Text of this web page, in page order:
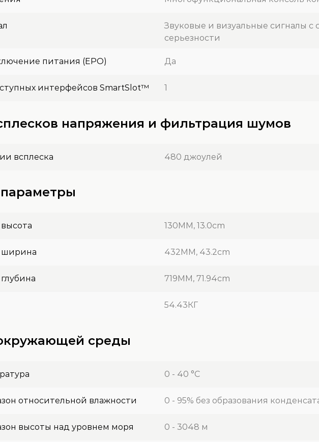
Звуковые и визуальные сигналы
серьезности
питания (EPO) Да
интерфейсов SmartSlot™ 1
напряжения и фильтрация шумов
всплеска 480 джоулей
130MM, 13.0cm
ширина 432MM, 43.2cm
719MM, 71.94cm
54.43КГ
среды
0 - 40 °C
относительной влажности 0 - 95% без образования
высоты над уровнем моря 0 - 3048 м